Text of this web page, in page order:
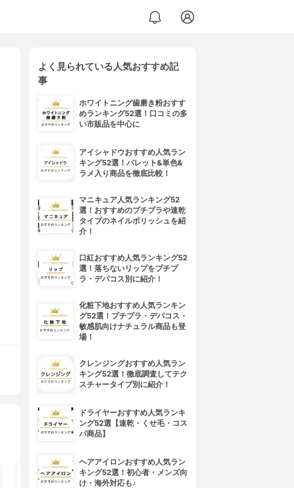
4位
よく見られている人気おすすめ記
事
ホワイトニング歯磨き粉おすす
めランキング52選！口コミの多
い市販品を中心に
アイシャドウおすすめ人気ラン
キング52選！パレット&単色&
ラメ入り商品を徹底比較！
マニキュア人気ランキング52
選！おすすめのプチプラや速乾
タイプのネイルポリッシュを紹
介！
口紅おすすめ人気ランキング52
選！落ちないリップをプチプ
ラ・デパコス別に紹介！
化粧下地おすすめ人気ランキン
グ52選！プチプラ・デパコス・
敏感肌向けナチュラル商品も登
場！
クレンジングおすすめ人気ラン
キング52選！徹底調査してテク
スチャータイプ別に紹介！
ドライヤーおすすめ人気ランキ
ング52選【速乾・くせ毛・コス
パ商品】
ヘアアイロンおすすめ人気ラン
キング52選！初心者・メンズ向
け・海外対応も♪